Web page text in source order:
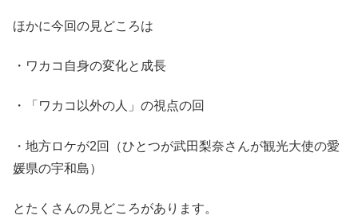
ほかに今回の見どころは
・ワカコ自身の変化と成長
・「ワカコ以外の人」の視点の回
・地方ロケが2回（ひとつが武田梨奈さんが観光大使の愛
媛県の宇和島）
とたくさんの見どころがあります。